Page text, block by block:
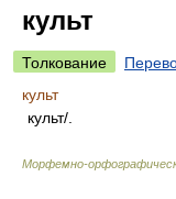
культ
Толкование
культ
культ/.
Морфемно-